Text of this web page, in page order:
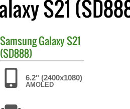
S21
SamsungGalaxy S21
(SD888)
6.2" (2400x1080)
AMOLED